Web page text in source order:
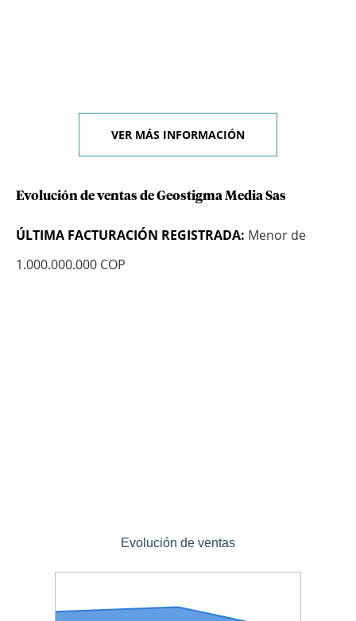
VER MÁS INFORMACIÓN
Evolución de ventas de Geostigma Media Sas
ÚLTIMA FACTURACIÓN REGISTRADA: Menor de
1.000.000.000 COP
Evolución de ventas